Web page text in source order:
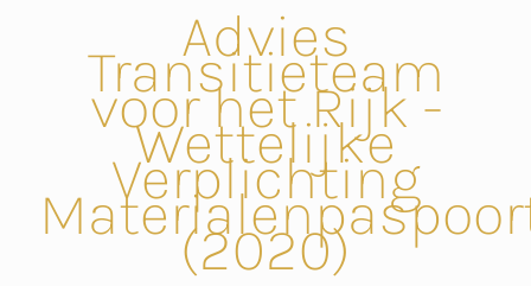
Advies
Transitieteam
voor het Rijk -
Wettelijke
Verplichting
(2020)